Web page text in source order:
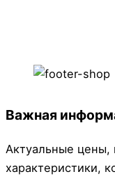
Важная
Актуальные цены,
характеристики,